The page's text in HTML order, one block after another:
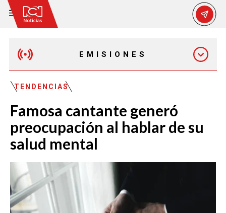
EMISIONES
MAÑANA EXPRESS
EMISIÓN 12:30 PM
EMISIÓN 7:00 PM
EMISIÓN 11:30 PM
TENDENCIAS
Famosa cantante generó
preocupación al hablar de su
salud mental